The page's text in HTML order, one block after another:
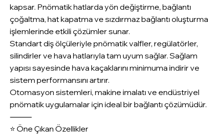
kapsar. Pnömatik hatlarda yön değiştirme, bağlantı
çoğaltma, hat kapatma ve sızdırmaz bağlantı oluşturma
işlemlerinde etkili çözümler sunar.
Standart diş ölçüleriyle pnömatik valfler, regülatörler,
silindirler ve hava hatlarıyla tam uyum sağlar. Sağlam
yapısı sayesinde hava kaçaklarını minimuma indirir ve
sistem performansını artırır.
Otomasyon sistemleri, makine imalatı ve endüstriyel
pnömatik uygulamalar için ideal bir bağlantı çözümüdür.
⸻
⭐ Öne Çıkan Özellikler